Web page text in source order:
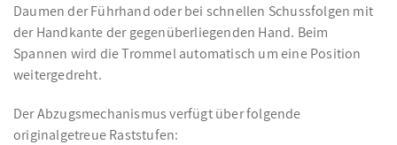
Daumen der Führhand oder bei schnellen Schussfolgen mit
der Handkante der gegenüberliegenden Hand. Beim
Spannen wird die Trommel automatisch um eine Position
weitergedreht.
Der Abzugsmechanismus verfügt über folgende
originalgetreue Raststufen: